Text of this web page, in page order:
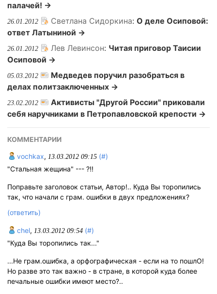
палачей! →
26.01.2012 Светлана Сидоркина: О деле Осиповой:
ответ Латыниной →
26.01.2012 Лев Левинсон: Читая приговор Таисии
Осиповой →
05.03.2012
Медведев поручил разобраться в
делах политзаключенных →
23.02.2012
Активисты "Другой России" приковали
себя наручниками в Петропавловской крепости →
КОММЕНТАРИИ
vochkax, 13.03.2012 09:15 (#)
"Стальная жещина" --- ?!!
Поправьте заголовок статьи, Автор!.. Куда Вы торопились
так, что начали с грам. ошибки в двух предложениях?
(ответить)
chel, 13.03.2012 09:54 (#)
"Куда Вы торопились так..."
...Не грам.ошибка, а орфографическая - если на то пошлО!
Но разве это так важно - в стране, в которой куда более
печальные ошибки имеют место?..